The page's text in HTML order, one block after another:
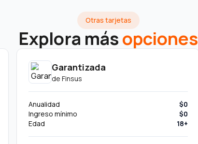
Otras tarjetas
Explora másopciones
Garantizada
de Finsus
Anualidad
$0
Ingreso mínimo
$0
Edad
18+